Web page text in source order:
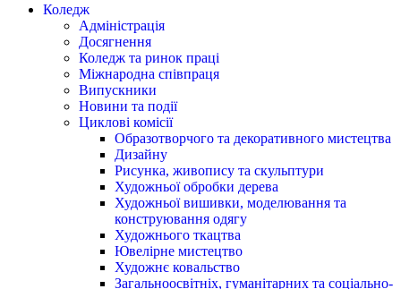
Коледж
Адміністрація
Досягнення
Коледж та ринок праці
Міжнародна співпраця
Випускники
Новини та події
Циклові комісії
Образотворчого та декоративного мистецтва
Дизайну
Рисунка, живопису та скульптури
Художньої обробки дерева
Художньої вишивки, моделювання та
конструювання одягу
Художнього ткацтва
Ювелірне мистецтво
Художнє ковальство
Загальноосвітніх, гуманітарних та соціально-